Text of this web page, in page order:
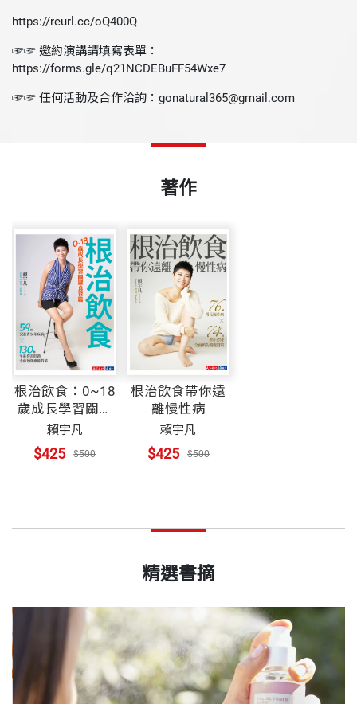
https://reurl.cc/oQ400Q
☞☞ 邀約演講請填寫表單：
https://forms.gle/q21NCDEBuFF54Wxe7
☞☞ 任何活動及合作洽詢：gonatural365@gmail.com
著作
根治飲食：0~18
歲成長學習關鍵
食育篇
賴宇凡
$425 $500
根治飲食帶你遠
離慢性病
賴宇凡
$425 $500
精選書摘